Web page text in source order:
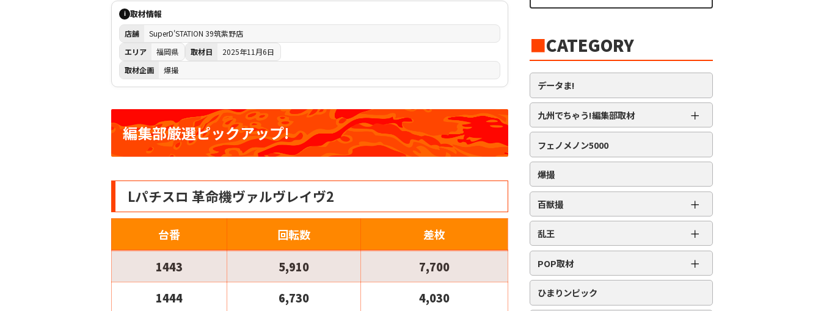
i 取材情報
店舗
SuperD'STATION 39筑紫野店
エリア
福岡県 取材日
2025年11月6日
取材企画
爆撮
編集部厳選ピックアップ!
Lパチスロ 革命機ヴァルヴレイヴ2
台番 回転数 差枚
1443 5,910
7,700
1444
6,730
4,030
■CATEGORY
データま!
九州でちゃう!編集部取材 ＋
編集部取材［ダイヤ］
編集部取材［金］
編集部取材［スロット対象機種アリ］
フェノメノン5000
爆撮
百獣撮 ＋
百獣撮-改-［ライオン］
百獣撮［ゴリラ］
百獣撮-改-［ゴリラ］
百獣撮［ゾウ］
乱王 ＋
スロット乱王
パチンコ乱王
POP取材 ＋
周年番付
POP番付
ひまりンピック